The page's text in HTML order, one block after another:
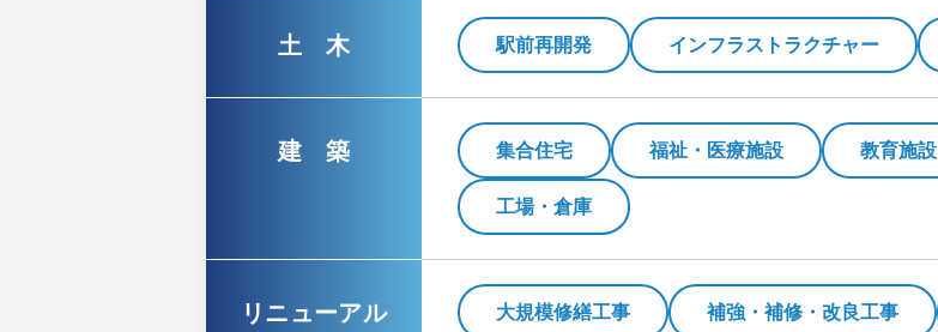
土 木 駅前再開発 インフラストラクチャー
建 築 集合住宅 福祉・医療施設 教育施設
工場・倉庫
リニューアル 大規模修繕工事 補強・補修・改良工事